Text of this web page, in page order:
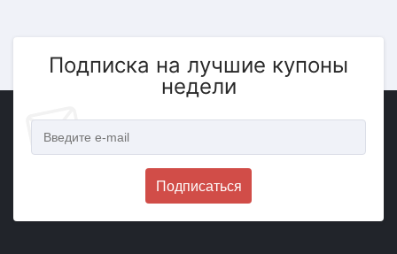
Подписка на лучшие купоны
недели
Подписаться